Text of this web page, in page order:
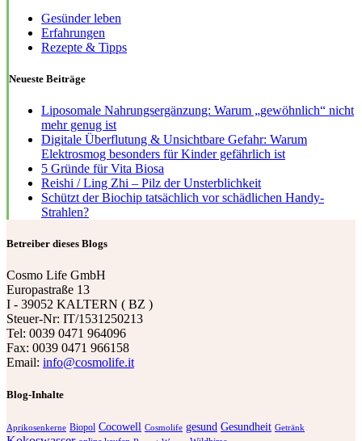
Gesünder leben
Erfahrungen
Rezepte & Tipps
Neueste Beiträge
Liposomale Nahrungsergänzung: Warum „gewöhnlich“ nicht
mehr genug ist
Digitale Überflutung & Unsichtbare Gefahr: Warum
Elektrosmog besonders für Kinder gefährlich ist
5 Gründe für Vita Biosa
Reishi / Ling Zhi – Pilz der Unsterblichkeit
Schützt der Biochip tatsächlich vor schädlichen Handy-
Strahlen?
Betreiber dieses Blogs
Cosmo Life GmbH
Europastraße 13
I - 39052 KALTERN ( BZ )
Steuer-Nr: IT/1531250213
Tel: 0039 0471 964096
Fax: 0039 0471 966158
Email: info@cosmolife.it
Blog-Inhalte
Aprikosenkerne Biopol Cocowell Cosmolife gesund Gesundheit Getränk